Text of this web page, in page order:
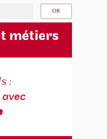
métiers
: